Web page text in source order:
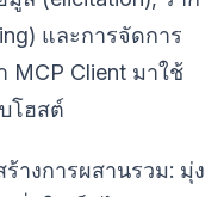
และการจัดการ
Client มาใช้
โฮสต์
างการผสานรวม: มุ่ง